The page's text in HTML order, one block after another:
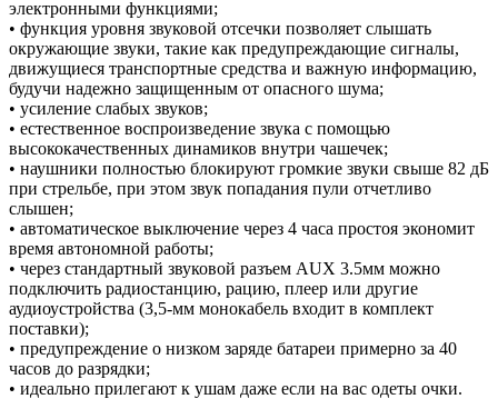
электронными функциями;
• функция уровня звуковой отсечки позволяет слышать
окружающие звуки, такие как предупреждающие сигналы,
движущиеся транспортные средства и важную информацию,
будучи надежно защищенным от опасного шума;
• усиление слабых звуков;
• естественное воспроизведение звука с помощью
высококачественных динамиков внутри чашечек;
• наушники полностью блокируют громкие звуки свыше 82 дБ
при стрельбе, при этом звук попадания пули отчетливо
слышен;
• автоматическое выключение через 4 часа простоя экономит
время автономной работы;
• через стандартный звуковой разъем AUX 3.5мм можно
подключить радиостанцию, рацию, плеер или другие
аудиоустройства (3,5-мм монокабель входит в комплект
поставки);
• предупреждение о низком заряде батареи примерно за 40
часов до разрядки;
• идеально прилегают к ушам даже если на вас одеты очки.